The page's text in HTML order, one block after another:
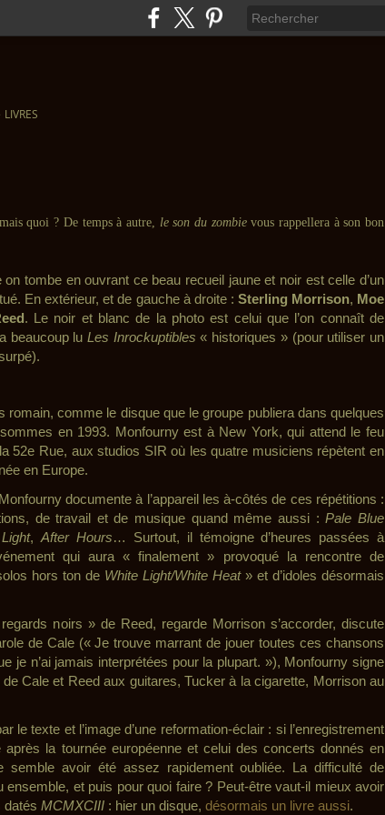
LIVRES
quoi ? De temps à autre, le son du zombievous rappellera à son bon
on tombe en ouvrant ce beau recueil jaune et noir est celle d’un
En extérieur, et de gauche à droite : Sterling Morrison, Moe
. Le noir et blanc de la photo est celui que l’on connaît de
beaucoup lu Les Inrockuptibles « historiques » (pour utiliser un
romain, comme le disque que le groupe publiera dans quelques
en 1993. Monfourny est à New York, qui attend le feu
52e Rue, aux studios SIR où les quatre musiciens répètent en
en Europe.
documente à l’appareil les à-côtés de ces répétitions :
de travail et de musique quand même aussi :Pale Blue
,After Hours… Surtout, il témoigne d’heures passées à
qui aura « finalement » provoqué la rencontre de
hors ton de White Light/White Heat» et d’idoles désormais
noirs » de Reed, regarde Morrison s’accorder, discute
de Cale (« Je trouve marrant de jouer toutes ces chansons
je n’ai jamais interprétées pour la plupart. »), Monfourny signe
Cale et Reed aux guitares, Tucker à la cigarette, Morrison au
le texte et l’image d’une reformation-éclair : si l’enregistrement
après la tournée européenne et celui des concerts donnés en
semble avoir été assez rapidement oubliée. La difficulté de
ensemble, et puis pour quoi faire ? Peut-être vaut-il mieux avoir
datés MCMXCIII : hier un disque, désormais un livre aussi.